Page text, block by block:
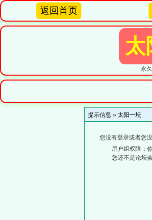
返回首页
太
永
提示信息 » 太阳一坛
您没有登录或者您
用户组权限：
您还不是论坛